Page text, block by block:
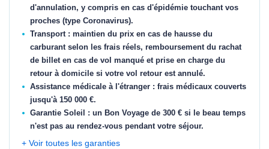
d'annulation, y compris en cas d'épidémie touchant vos
proches (type Coronavirus).
Transport : maintien du prix en cas de hausse du
carburant selon les frais réels, remboursement du rachat
de billet en cas de vol manqué et prise en charge du
retour à domicile si votre vol retour est annulé.
Assistance médicale à l'étranger : frais médicaux couverts
jusqu'à 150 000 €.
Garantie Soleil : un Bon Voyage de 300 € si le beau temps
n'est pas au rendez-vous pendant votre séjour.
+ Voir toutes les garanties